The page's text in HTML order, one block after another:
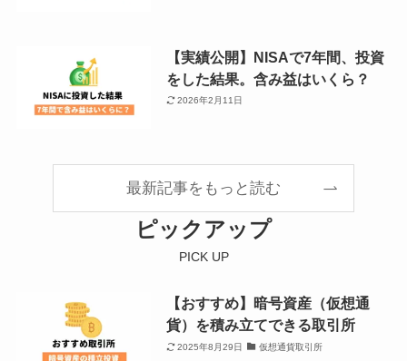
【実績公開】NISAで7年間、投資
をした結果。含み益はいくら？
2026年2月11日
最新記事をもっと読む
ピックアップ
PICK UP
【おすすめ】暗号資産（仮想通
貨）を積み立てできる取引所
2025年8月29日 仮想通貨取引所